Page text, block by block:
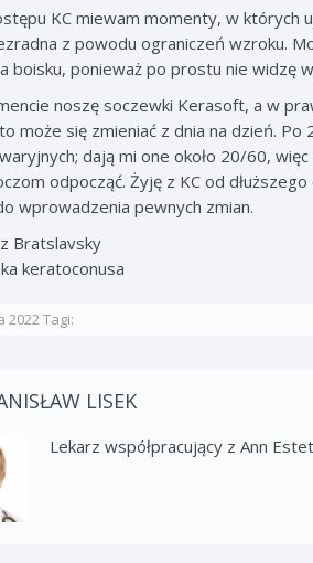
KC miewam momenty, w których
z powodu ograniczeń wzroku.
boisku, ponieważ po prostu nie widzę
noszę soczewki Kerasoft, a w
może się zmieniać z dnia na dzień.
dają mi one około 20/60,
odpocząć. Żyję z KC od
wprowadzenia pewnych zmian.
Bratslavsky
keratoconusa
2022Tagi:
LISEK
Lekarz współpracujący z Ann